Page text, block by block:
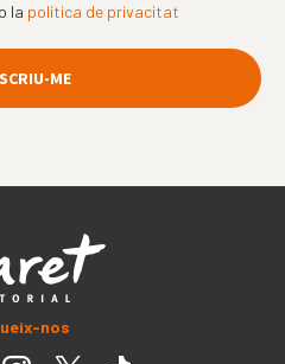
la política de privacitat
nos